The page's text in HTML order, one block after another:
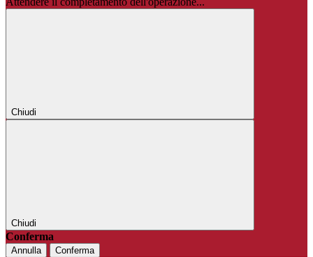
Chiudi
Chiudi
Conferma
Annulla Conferma